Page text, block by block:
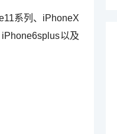
系列、iPhoneX
以及